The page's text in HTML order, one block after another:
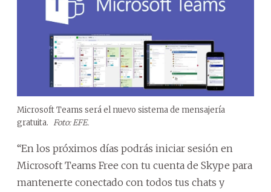
Microsoft Teams será el nuevo sistema de mensajería
gratuita. Foto: EFE.
“En los próximos días podrás iniciar sesión en
Microsoft Teams Free con tu cuenta de Skype para
mantenerte conectado con todos tus chats y